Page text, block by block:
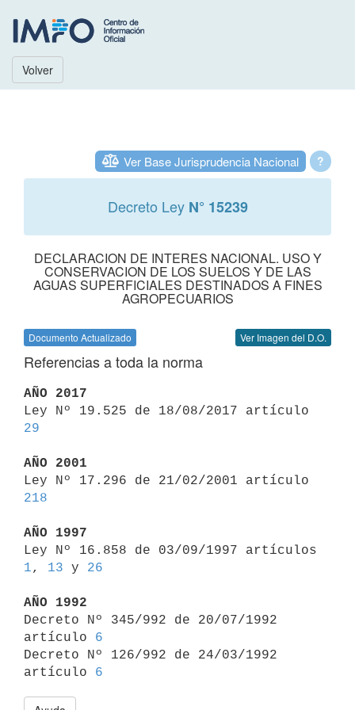
Volver
?
Ver Base Jurisprudencia Nacional
Decreto Ley N° 15239
DECLARACION DE INTERES NACIONAL. USO Y
CONSERVACION DE LOS SUELOS Y DE LAS
AGUAS SUPERFICIALES DESTINADOS A FINES
AGROPECUARIOS
Documento Actualizado Ver Imagen del D.O.
Referencias a toda la norma
AÑO 2017
29
AÑO 2001
218
AÑO 1997
1, 13 y 26
AÑO 1992
Decreto Nº 345/992 de 20/07/1992
artículo 6
Decreto Nº 126/992 de 24/03/1992
artículo 6